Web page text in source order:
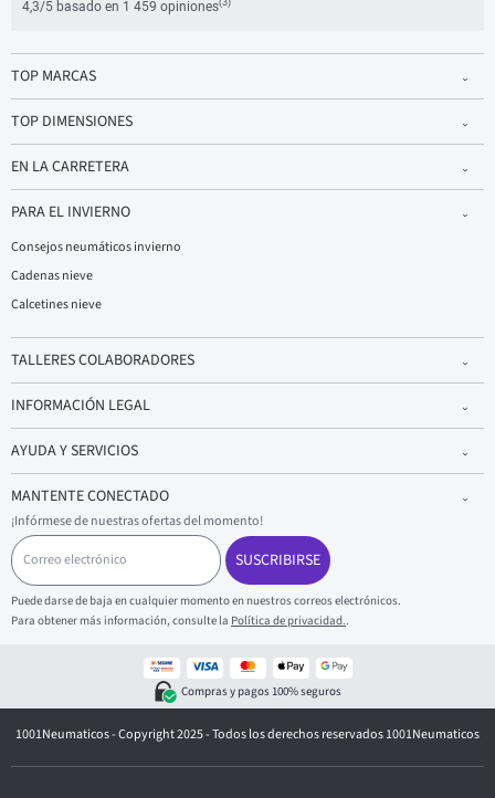
4,3/5 basado en 1 459 opiniones(3)
TOP MARCAS
TOP DIMENSIONES
EN LA CARRETERA
PARA EL INVIERNO
Consejos neumáticos invierno
Cadenas nieve
Calcetines nieve
TALLERES COLABORADORES
INFORMACIÓN LEGAL
AYUDA Y SERVICIOS
MANTENTE CONECTADO
¡Infórmese de nuestras ofertas del momento!
C
o
r
r
e
o
n
SUSCRIBIRSE
Puede darse de baja en cualquier momento en nuestros correos electrónicos.
Para obtener más información, consulte la Política de privacidad..
Compras y pagos 100% seguros
1001Neumaticos - Copyright 2025 - Todos los derechos reservados 1001Neumaticos